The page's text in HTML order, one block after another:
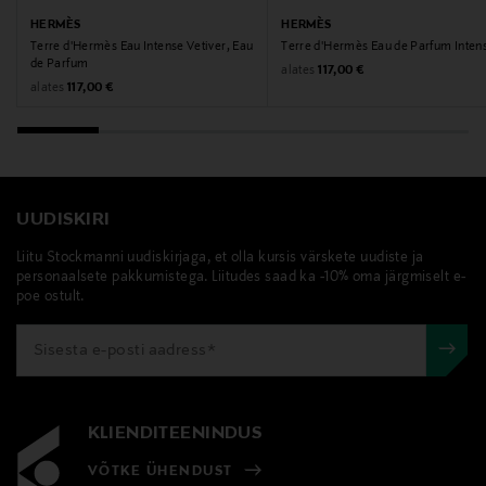
Sirowa Finland Ltd Oy
Tootja aadress
Miestentie 9 C, 02150 Espoo, Finland
Digitaalne aadress
kuluttajapalvelu@sirowa.com
Märksõnad
Hermès, parfüüm, lõhn
HERMÈS
Terre d'Hermès Eau Intense Vetiver, Eau
de Parfum
alates Original Price
117,00 €
HERMÈS
Terre d'Hermès Eau de Parfum
alates Original Price
117,00 €
UUDISKIRI
Liitu Stockmanni uudiskirjaga, et olla kursis värskete uudiste ja
personaalsete pakkumistega. Liitudes saad ka -10% oma järgmiselt e-
poe ostult.
KLIENDITEENINDUS
VÕTKE ÜHENDUST